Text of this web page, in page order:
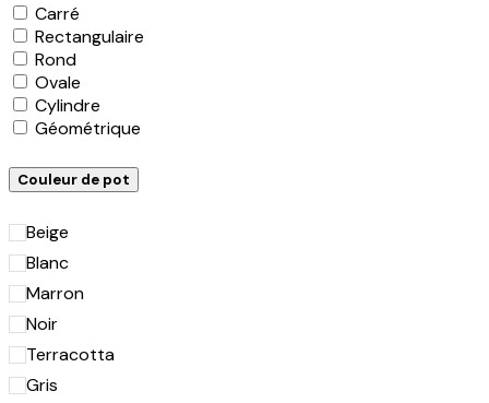
Carré
Rectangulaire
Rond
Ovale
Cylindre
Géométrique
Couleur de pot
Beige
Blanc
Marron
Noir
Terracotta
Gris